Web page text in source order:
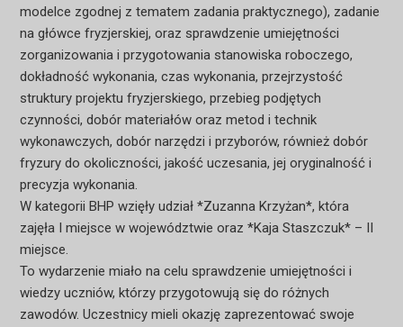
modelce zgodnej z tematem zadania praktycznego), zadanie
na główce fryzjerskiej, oraz sprawdzenie umiejętności
zorganizowania i przygotowania stanowiska roboczego,
dokładność wykonania, czas wykonania, przejrzystość
struktury projektu fryzjerskiego, przebieg podjętych
czynności, dobór materiałów oraz metod i technik
wykonawczych, dobór narzędzi i przyborów, również dobór
fryzury do okoliczności, jakość uczesania, jej oryginalność i
precyzja wykonania.
W kategorii BHP wzięły udział *Zuzanna Krzyżan*, która
zajęła I miejsce w województwie oraz *Kaja Staszczuk* – II
miejsce.
To wydarzenie miało na celu sprawdzenie umiejętności i
wiedzy uczniów, którzy przygotowują się do różnych
zawodów. Uczestnicy mieli okazję zaprezentować swoje